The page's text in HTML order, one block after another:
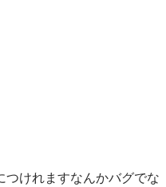
つけれますなんかバグでな